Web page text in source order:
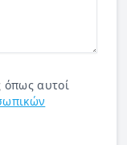
αυτοί